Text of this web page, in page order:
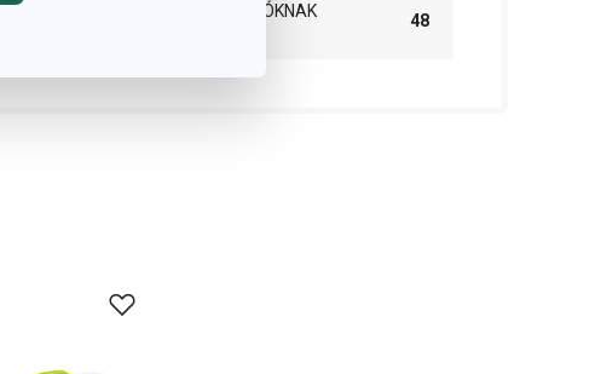
MASTER BOX B2B VÁSÁRLÓKNAK
48